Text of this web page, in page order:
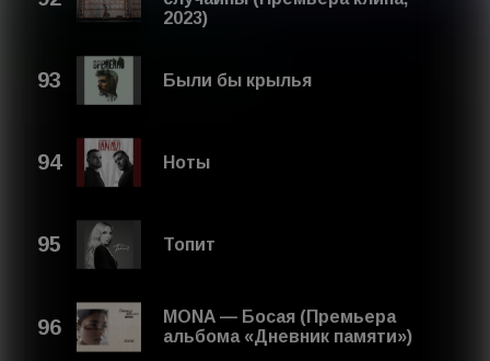
2023)
Были бы крылья
Ноты
Топит
MONA — Босая (Премьера
альбома «Дневник памяти»)